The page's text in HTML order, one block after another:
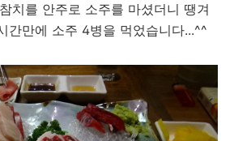
치를 안주로 소주를 마셨더니 땡겨
간만에 소주 4병을 먹었습니다...^^